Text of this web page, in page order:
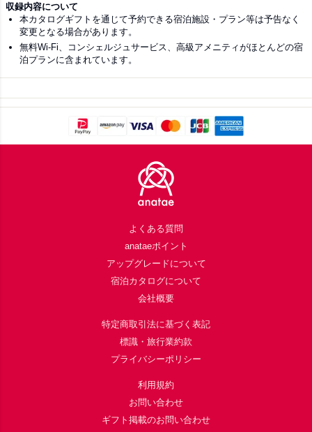
収録内容について
本カタログギフトを通じて予約できる宿泊施設・プラン等は予告なく
変更となる場合があります。
無料Wi-Fi、コンシェルジュサービス、高級アメニティがほとんどの宿
泊プランに含まれています。
よくある質問
anataeポイント
アップグレードについて
宿泊カタログについて
会社概要
特定商取引法に基づく表記
標識・旅行業約款
プライバシーポリシー
利用規約
お問い合わせ
ギフト掲載のお問い合わせ